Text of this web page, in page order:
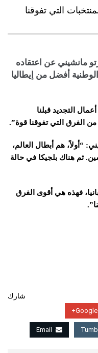
التي تفوقنا
​مانشيني​ عن اعتقاده
أفضل من إيطاليا
التجديد قبلنا
الفرق التي تفوقنا قوة”.
“أولاً، هم أبطال العالم،
ثم هناك بلجيكا في حالة
فهذه هي أقوى الفرق
شارك
Google+
Email